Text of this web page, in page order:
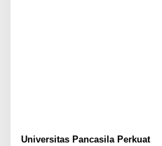
Universitas Pancasila Perkuat